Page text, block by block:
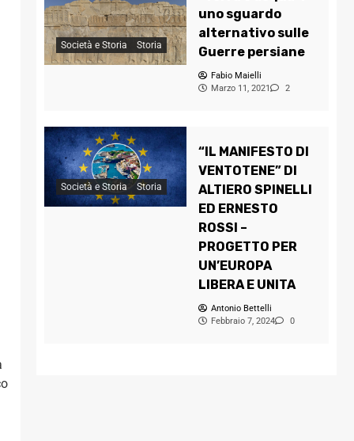
Società e Storia Storia
uno sguardo
alternativo sulle
Guerre persiane
Fabio Maielli
Marzo 11, 2021
2
Società e Storia Storia
“IL MANIFESTO DI
VENTOTENE” DI
ALTIERO SPINELLI
ED ERNESTO
ROSSI –
PROGETTO PER
UN’EUROPA
LIBERA E UNITA
Antonio Bettelli
Febbraio 7, 2024
0